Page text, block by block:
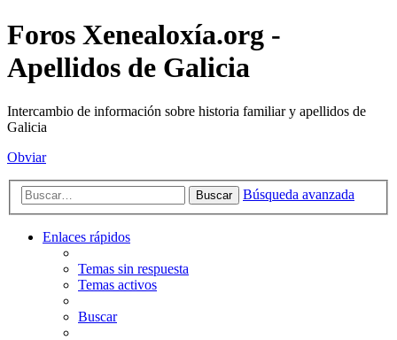
Foros Xenealoxía.org -
Apellidos de Galicia
Intercambio de información sobre historia familiar y apellidos de
Galicia
Obviar
Buscar Búsqueda avanzada
Enlaces rápidos
Temas sin respuesta
Temas activos
Buscar